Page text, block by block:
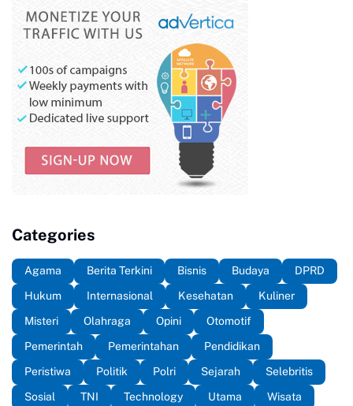
Categories
Agama Berita Terkini Bisnis Budaya
DPRD
Hukum
Internasional Kesehatan
Kuliner
Misteri
Olahraga Opini
Otomotif
Pemerintah
Pemerintahan
Pendidikan
Peristiwa
Politik Polri Sejarah
Selebritis
Sosial
TNI Technology Utama Wisata